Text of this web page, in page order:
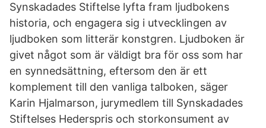
Synskadades Stiftelse lyfta fram ljudbokens
historia, och engagera sig i utvecklingen av
ljudboken som litterär konstgren. Ljudboken är
givet något som är väldigt bra för oss som har
en synnedsättning, eftersom den är ett
komplement till den vanliga talboken, säger
Karin Hjalmarson, jurymedlem till Synskadades
Stiftelses Hederspris och storkonsument av